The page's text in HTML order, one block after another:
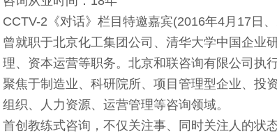
CCTV-2《对话》栏目特邀嘉宾(2016年4月17日
曾就职于北京化工集团公司、清华大学中国企业
理、资本运营等职务。北京和联咨询有限公司执行
聚焦于制造业、科研院所、项目管理型企业、投
组织、人力资源、运营管理等咨询领域。
首创教练式咨询，不仅关注事、同时关注人的状